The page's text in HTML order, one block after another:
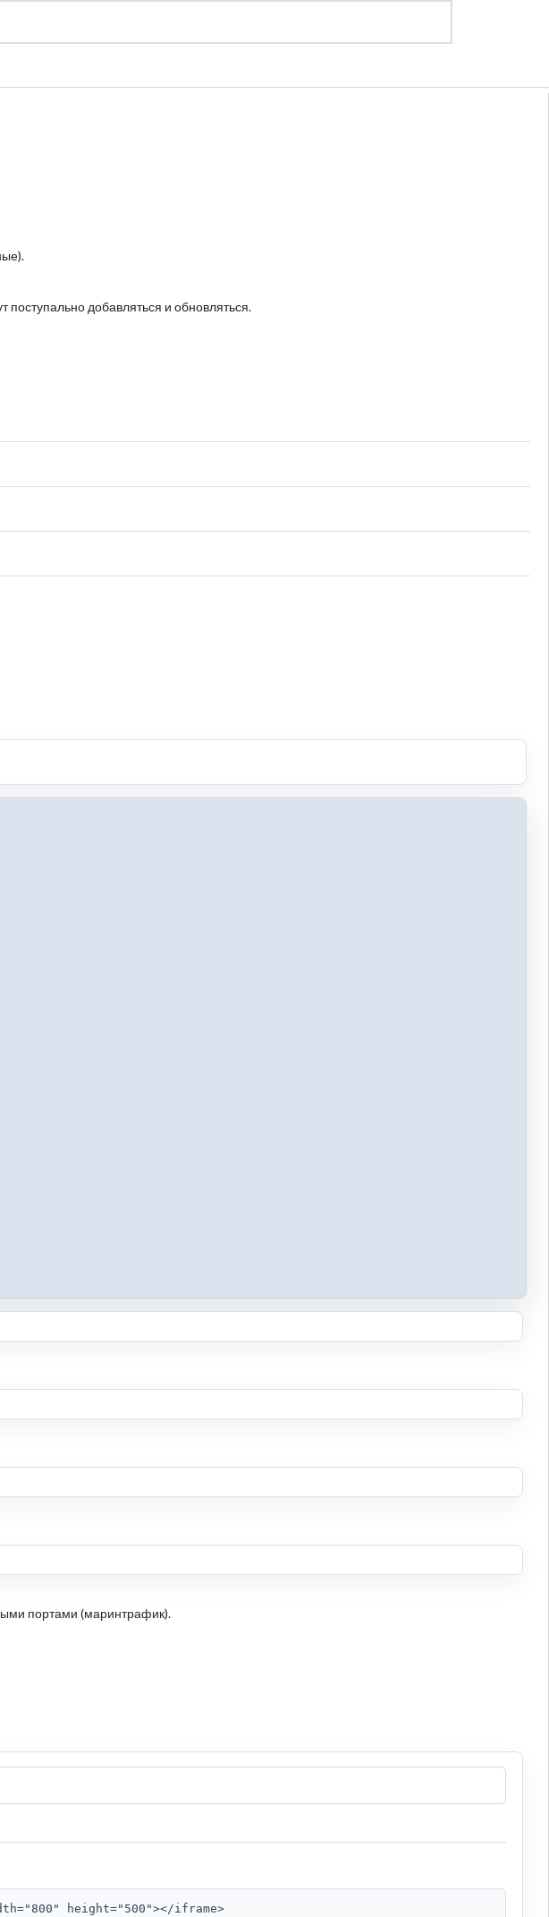
поступально добавляться и обновляться.
портами (маринтрафик).
height="500"></iframe>